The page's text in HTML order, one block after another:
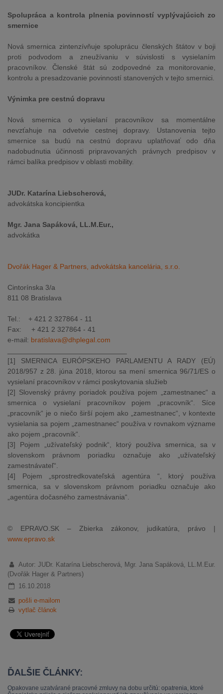
Spolupráca a kontrola plnenia povinností vyplývajúcich zo
smernice
Nová smernica zintenzívňuje spoluprácu členských štátov v boji
proti podvodom a zneužívaniu v súvislosti s vysielaním
pracovníkov. Členské štát sú zodpovedné za monitorovanie,
kontrolu a presadzovanie povinností stanovených v tejto smernici.
Výnimka pre cestnú dopravu
Nová smernica o vysielaní pracovníkov sa momentálne
nevzťahuje na odvetvie cestnej dopravy. Ustanovenia tejto
smernice sa budú na cestnú dopravu uplatňovať odo dňa
nadobudnutia účinnosti pripravovaných právnych predpisov v
rámci balíka predpisov v oblasti mobility.
JUDr. Katarína Liebscherová,
advokátska koncipientka
Mgr. Jana Sapáková, LL.M.Eur.,
advokátka
Dvořák Hager & Partners, advokátska kancelária, s.r.o.
Cintorínska 3/a
811 08 Bratislava
Tel.: + 421 2 327864 - 11
Fax: + 421 2 327864 - 41
e-mail: bratislava@dhplegal.com
[1] SMERNICA EURÓPSKEHO PARLAMENTU A RADY (EÚ)
2018/957 z 28. júna 2018, ktorou sa mení smernica 96/71/ES o
vysielaní pracovníkov v rámci poskytovania služieb
[2] Slovenský právny poriadok používa pojem „zamestnanec“ a
smernica o vysielaní pracovníkov pojem „pracovník“. Síce
„pracovník“ je o niečo širší pojem ako „zamestnanec“, v kontexte
vysielania sa pojem „zamestnanec“ používa v rovnakom význame
ako pojem „pracovník“.
[3] Pojem „užívateľský podnik“, ktorý používa smernica, sa v
slovenskom právnom poriadku označuje ako „užívateľský
zamestnávateľ“.
[4] Pojem „sprostredkovateľská agentúra “, ktorý používa
smernica, sa v slovenskom právnom poriadku označuje ako
„agentúra dočasného zamestnávania“.
© EPRAVO.SK – Zbierka zákonov, judikatúra, právo |
www.epravo.sk
Autor: JUDr. Katarína Liebscherová, Mgr. Jana Sapáková, LL.M.Eur.
(Dvořák Hager & Partners)
16.10.2018
pošli e-mailom
vytlač článok
ĎALŠIE ČLÁNKY:
Opakovane uzatvárané pracovné zmluvy na dobu určitú: opatrenia, ktoré